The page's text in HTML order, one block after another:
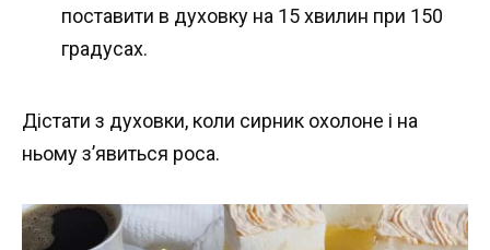
поставити в духовку на 15 хвилин при 150
градусах.
Дістати з духовки, коли сирник охолоне і на
ньому з’явиться роса.